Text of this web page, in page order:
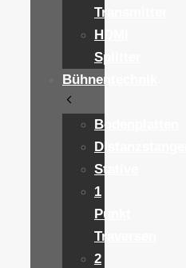
Transmitter
HDMI
Splitter
Bühnentechnik
Bodenplatten
Distanzstangen
Stative
1
Punkt
Traversen
2